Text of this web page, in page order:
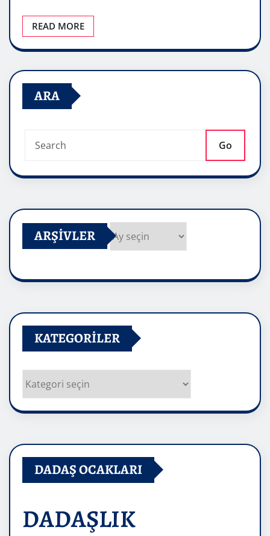
READ MORE
ARA
Go
ARŞIVLER
KATEGORILER
Kategoriler
DADAŞ OCAKLARI
DADAŞLIK